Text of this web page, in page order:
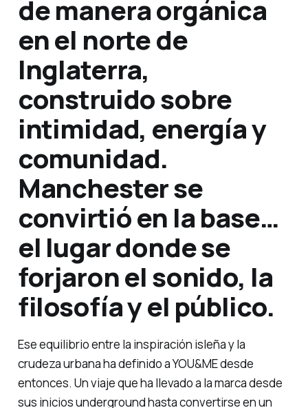
de manera orgánica
en el norte de
Inglaterra,
construido sobre
intimidad, energía y
comunidad.
Manchester se
convirtió en la base…
el lugar donde se
forjaron el sonido, la
filosofía y el público.
Ese equilibrio entre la inspiración isleña y la
crudeza urbana ha definido a YOU&ME desde
entonces. Un viaje que ha llevado a la marca desde
sus inicios underground hasta convertirse en un